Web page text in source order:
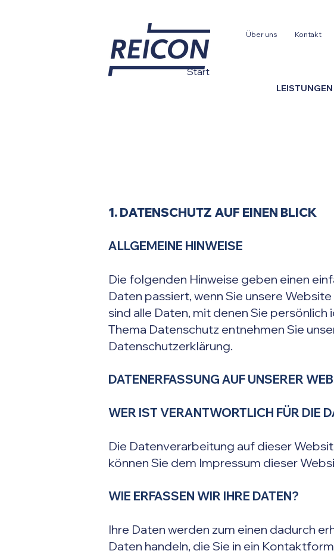
Kontakt
Über uns
LEISTUNGEN
1. DATENSCHUTZ AUF EINEN BLICK
ALLGEMEINE HINWEISE
Die folgenden Hinweise geben einen
Daten passiert, wenn Sie unsere
sind alle Daten, mit denen Sie
Thema Datenschutz entnehmen Sie
Datenschutzerklärung.
DATENERFASSUNG AUF UNSERER
WER IST VERANTWORTLICH FÜR DIE
Die Datenverarbeitung auf dieser
können Sie dem Impressum dieser
WIE ERFASSEN WIR IHRE DATEN?
Ihre Daten werden zum einen dadurch
Daten handeln, die Sie in ein
Start